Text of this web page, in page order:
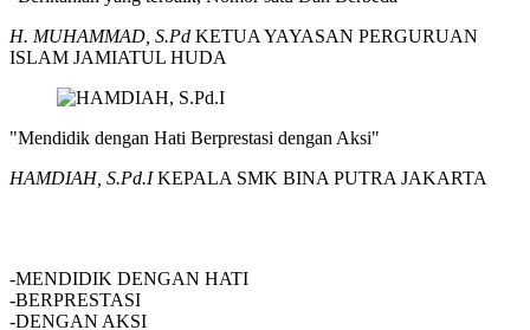
H. MUHAMMAD, S.Pd KETUA YAYASAN PERGURUAN
ISLAM JAMIATUL HUDA
"Mendidik dengan Hati Berprestasi dengan Aksi"
HAMDIAH, S.Pd.IKEPALA SMK BINA PUTRA JAKARTA
-MENDIDIK DENGAN HATI
-BERPRESTASI
-DENGAN AKSI